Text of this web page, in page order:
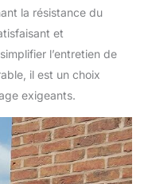
la résistance du
et
l’entretien de
il est un choix
exigeants.